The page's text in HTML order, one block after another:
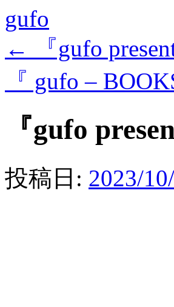
gufo
←
『gufo
『 gufo –
『gufo
投稿日: 2023/